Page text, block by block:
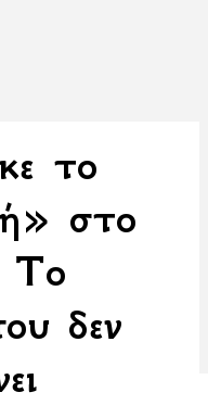
το
στο
Το
δεν